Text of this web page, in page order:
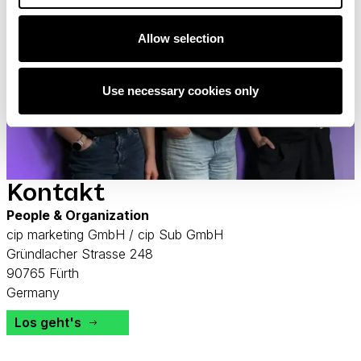
Allow selection
Use necessary cookies only
Kontakt
People & Organization
cip marketing GmbH / cip Sub GmbH
Gründlacher Strasse 248
90765 Fürth
Germany
Los geht's